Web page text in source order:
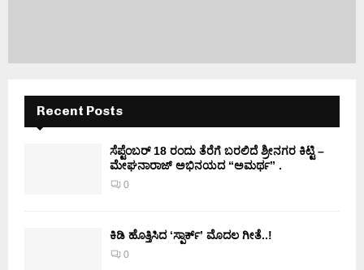
Recent Posts
ಸೆಪ್ಟೆಂಬರ್ 18 ರಂದು ತೆರೆಗೆ ಬರಲಿದೆ ಶ್ರೀನಗರ ಕಿಟ್ಟಿ –
ಮೇಘನಾರಾಜ್ ಅಭಿನಯದ “ಅಮರ್ಥ” .
0
ಕಿಡಿ‌‌ ಹೊತ್ತಿಸಿದ ‘ಸ್ಪಾರ್ಕ್’ ಮೊದಲ‌ ಗೀತೆ..!
0